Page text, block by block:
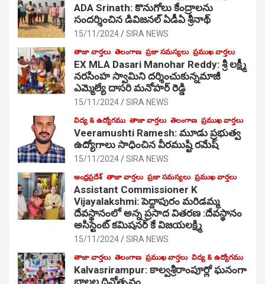
ADA Srinath: కొనుగోలు కేంద్రాల‌ను
సంద‌ర్శించిన డివిజనల్ ఏడీఏ శ్రీనాథ్
15/11/2024 SIRA NEWS
తాజా వార్తలు తెలంగాణ ప్రజా సమస్యలు ప్రముఖ వార్తలు
EX MLA Dasari Manohar Reddy: శ్రీ లక్ష్మీ
నరసింహ స్వామిని దర్శించుకున్నమాజీ
ఎమ్మెల్యే దాసరి మనోహర్ రెడ్డి
15/11/2024 SIRA NEWS
విద్య & ఉద్యోగము తాజా వార్తలు తెలంగాణ ప్రముఖ వార్తలు
Veeramushti Ramesh: మూడు ప్రభుత్వ
ఉద్యోగాలు సాధించిన వీరముష్టి రమేష్
15/11/2024 SIRA NEWS
ఆంధ్రప్రదేశ్ తాజా వార్తలు ప్రజా సమస్యలు ప్రముఖ వార్తలు
Assistant Commissioner K
Vijayalakshmi: పెద్దాపురం మరిడమ్మ
దేవస్థానంలో అన్న ప్రసాద వితరణ :దేవస్థానం
అసిస్టెంట్ కమిషనర్ కే విజయలక్ష్మి
15/11/2024 SIRA NEWS
తాజా వార్తలు తెలంగాణ ప్రముఖ వార్తలు విద్య & ఉద్యోగము
Kalvasrirampur: కాల్వశ్రీరాంపూర్లో ఘనంగా
బాలల దినోత్సవం